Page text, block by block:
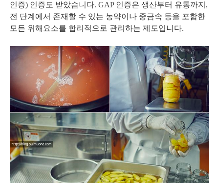
인증) 인증도 받았습니다. GAP 인증은 생산부터 유통까지,
전 단계에서 존재할 수 있는 농약이나 중금속 등을 포함한
모든 위해요소를 합리적으로 관리하는 제도입니다.